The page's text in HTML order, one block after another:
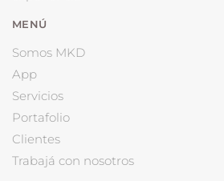
MENÚ
Somos MKD
App
Servicios
Portafolio
Clientes
Trabajá con nosotros